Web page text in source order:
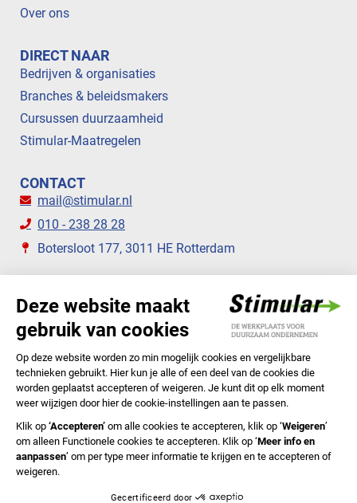
Over ons
DIRECT NAAR
Bedrijven & organisaties
Branches & beleidsmakers
Cursussen duurzaamheid
Stimular-Maatregelen
CONTACT
mail@stimular.nl
010 - 238 28 28
Botersloot 177, 3011 HE Rotterdam
STIMULAR NIEUWSBRIEVEN
ABONNEER NU
Privacyverklaring Cookiebeleid Colofon Disclaimer
In English